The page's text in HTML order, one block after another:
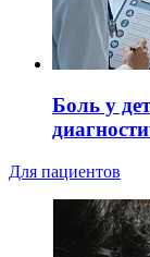
Боль у
Для пациентов